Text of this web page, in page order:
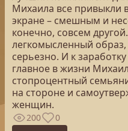
Михаила все привыкли
экране – смешным и
конечно, совсем
легкомысленный
серьезно. И к
главное в жизни
стопроцентный
на стороне и
женщин.
200 0